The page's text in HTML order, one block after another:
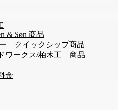
& Søn 商品
クイックシップ商品
ワークス/柏木工 商品
金